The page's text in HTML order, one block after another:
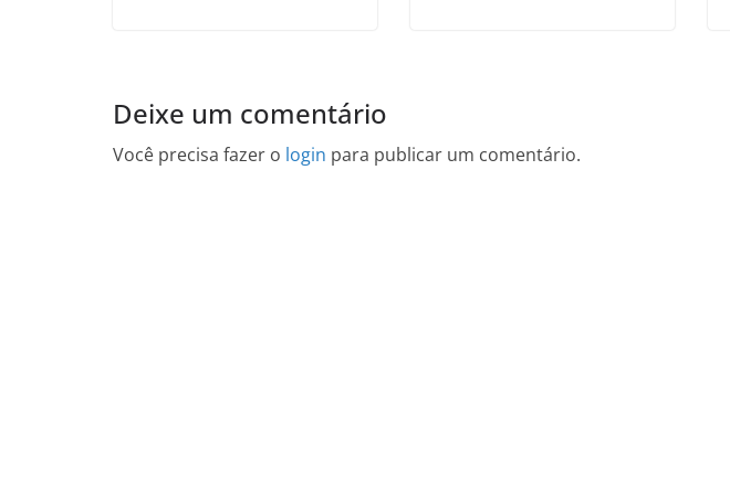
Deixe um comentário
Você precisa fazer o login para publicar um comentário.